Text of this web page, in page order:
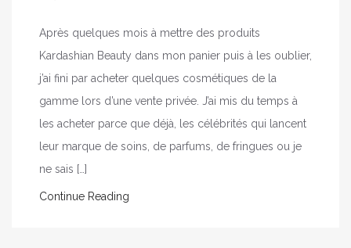
Après quelques mois à mettre des produits
Kardashian Beauty dans mon panier puis à les oublier,
j’ai fini par acheter quelques cosmétiques de la
gamme lors d’une vente privée. J’ai mis du temps à
les acheter parce que déjà, les célébrités qui lancent
leur marque de soins, de parfums, de fringues ou je
ne sais […]
Continue Reading